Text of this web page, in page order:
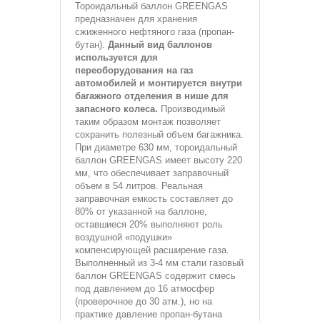
Тороидальный баллон GREENGAS
предназначен для хранения
сжиженного нефтяного газа (пропан-
бутан). Данный вид баллонов
используется для
переоборудования на газ
автомобилей и монтируется внутри
багажного отделения в нише для
запасного колеса. Производимый
таким образом монтаж позволяет
сохранить полезный объем багажника.
При диаметре 630 мм, тороидальный
баллон GREENGAS имеет высоту 220
мм, что обеспечивает заправочный
объем в 54 литров. Реальная
заправочная емкость составляет до
80% от указанной на баллоне,
оставшиеся 20% выполняют роль
воздушной «подушки»
компенсирующей расширение газа.
Выполненный из 3-4 мм стали газовый
баллон GREENGAS содержит смесь
под давлением до 16 атмосфер
(проверочное до 30 атм.), но на
практике давление пропан-бутана